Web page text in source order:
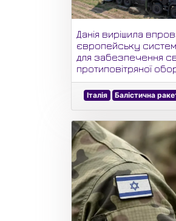
Данія вирішила
європейську
для забезпечення
протиповітряної
Італія Балістична